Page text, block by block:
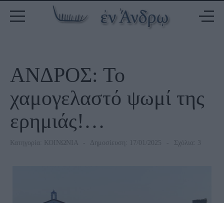
ΑΝΔΡΟΣ: Το
χαμογελαστό ψωμί της
ερημιάς!…
Κατηγορία: ΚΟΙΝΩΝΙΑ Δημοσίευση: 17/01/2025 Σχόλια: 3